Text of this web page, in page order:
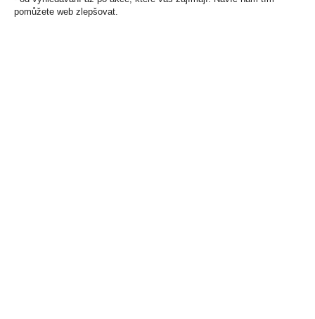
pomůžete web zlepšovat.